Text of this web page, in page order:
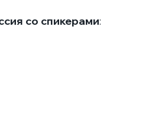
со спикерами: